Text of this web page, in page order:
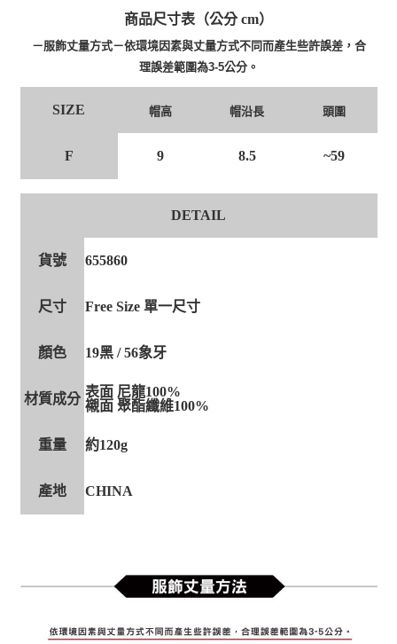
商品尺寸表（公分 cm）
－服飾丈量方式－依環境因素與丈量方式不同而產生些許誤差，合
理誤差範圍為3-5公分。
SIZE 帽高 帽沿長 頭圍
F 9 8.5 ~59
DETAIL
貨號 655860
尺寸 Free Size 單一尺寸
顏色 19黑 / 56象牙
材質成分 表面 尼龍100%
襯面 聚酯纖維100%
重量 約120g
產地 CHINA